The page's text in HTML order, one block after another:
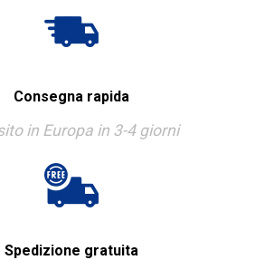
Consegna rapida
in Europa in 3-4 giorni
Spedizione gratuita